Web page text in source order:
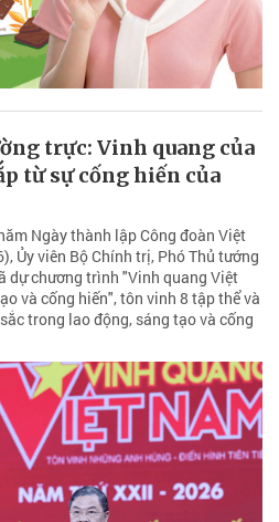
trực: Vinh quang của
từ sự cống hiến của
Ngày thành lập Công đoàn Việt
Ủy viên Bộ Chính trị, Phó Thủ tướng
dự chương trình "Vinh quang Việt
và cống hiến", tôn vinh 8 tập thể và
trong lao động, sáng tạo và cống